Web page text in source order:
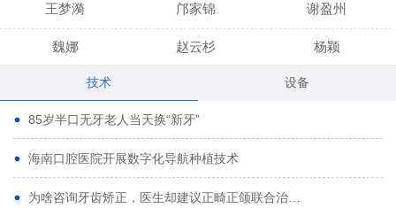
王梦漪 邝家锦 谢盈州
魏娜 赵云杉 杨颖
黄启龙
代艳虹 林芳诚
曹香林 姜炳华
姚宗将 梁春晓
技术 设备
85岁半口无牙老人当天换“新牙”
海南口腔医院开展数字化导航种植技术
为啥咨询牙齿矫正，医生却建议正畸正颌联合治…